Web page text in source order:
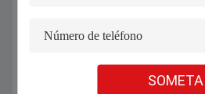
SOMETA
1070nm 1000W 1500W Máquina de
soldadura láser de mano para soldar